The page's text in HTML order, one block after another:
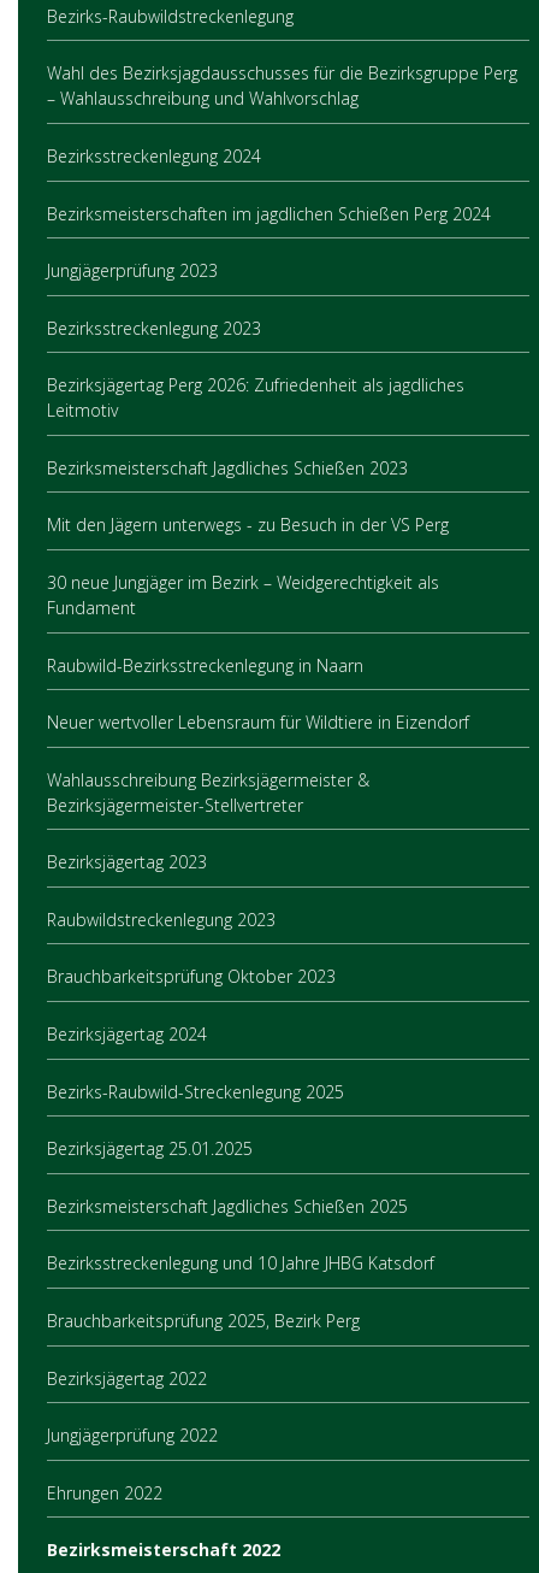
Bezirks-Raubwildstreckenlegung
Wahl des Bezirksjagdausschusses für die Bezirksgruppe Perg
– Wahlausschreibung und Wahlvorschlag
Bezirksstreckenlegung 2024
Bezirksmeisterschaften im jagdlichen Schießen Perg 2024
Jungjägerprüfung 2023
Bezirksstreckenlegung 2023
Bezirksjägertag Perg 2026: Zufriedenheit als jagdliches
Leitmotiv
Bezirksmeisterschaft Jagdliches Schießen 2023
Mit den Jägern unterwegs - zu Besuch in der VS Perg
30 neue Jungjäger im Bezirk – Weidgerechtigkeit als
Fundament
Raubwild-Bezirksstreckenlegung in Naarn
Neuer wertvoller Lebensraum für Wildtiere in Eizendorf
Wahlausschreibung Bezirksjägermeister &
Bezirksjägermeister-Stellvertreter
Bezirksjägertag 2023
Raubwildstreckenlegung 2023
Brauchbarkeitsprüfung Oktober 2023
Bezirksjägertag 2024
Bezirks-Raubwild-Streckenlegung 2025
Bezirksjägertag 25.01.2025
Bezirksmeisterschaft Jagdliches Schießen 2025
Bezirksstreckenlegung und 10 Jahre JHBG Katsdorf
Brauchbarkeitsprüfung 2025, Bezirk Perg
Bezirksjägertag 2022
Jungjägerprüfung 2022
Ehrungen 2022
Bezirksmeisterschaft 2022